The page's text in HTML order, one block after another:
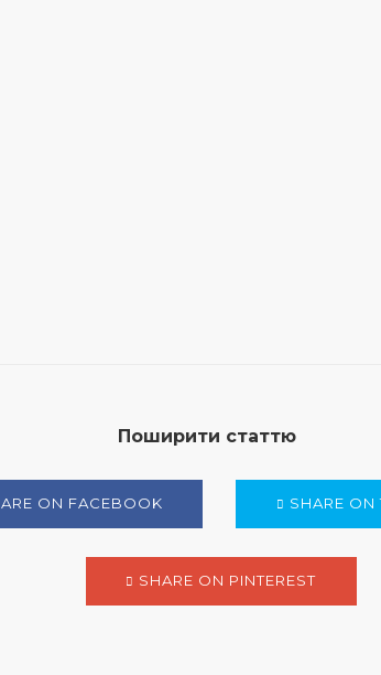
Поширити статтю
ON FACEBOOK SHARE ON
SHARE ON PINTEREST